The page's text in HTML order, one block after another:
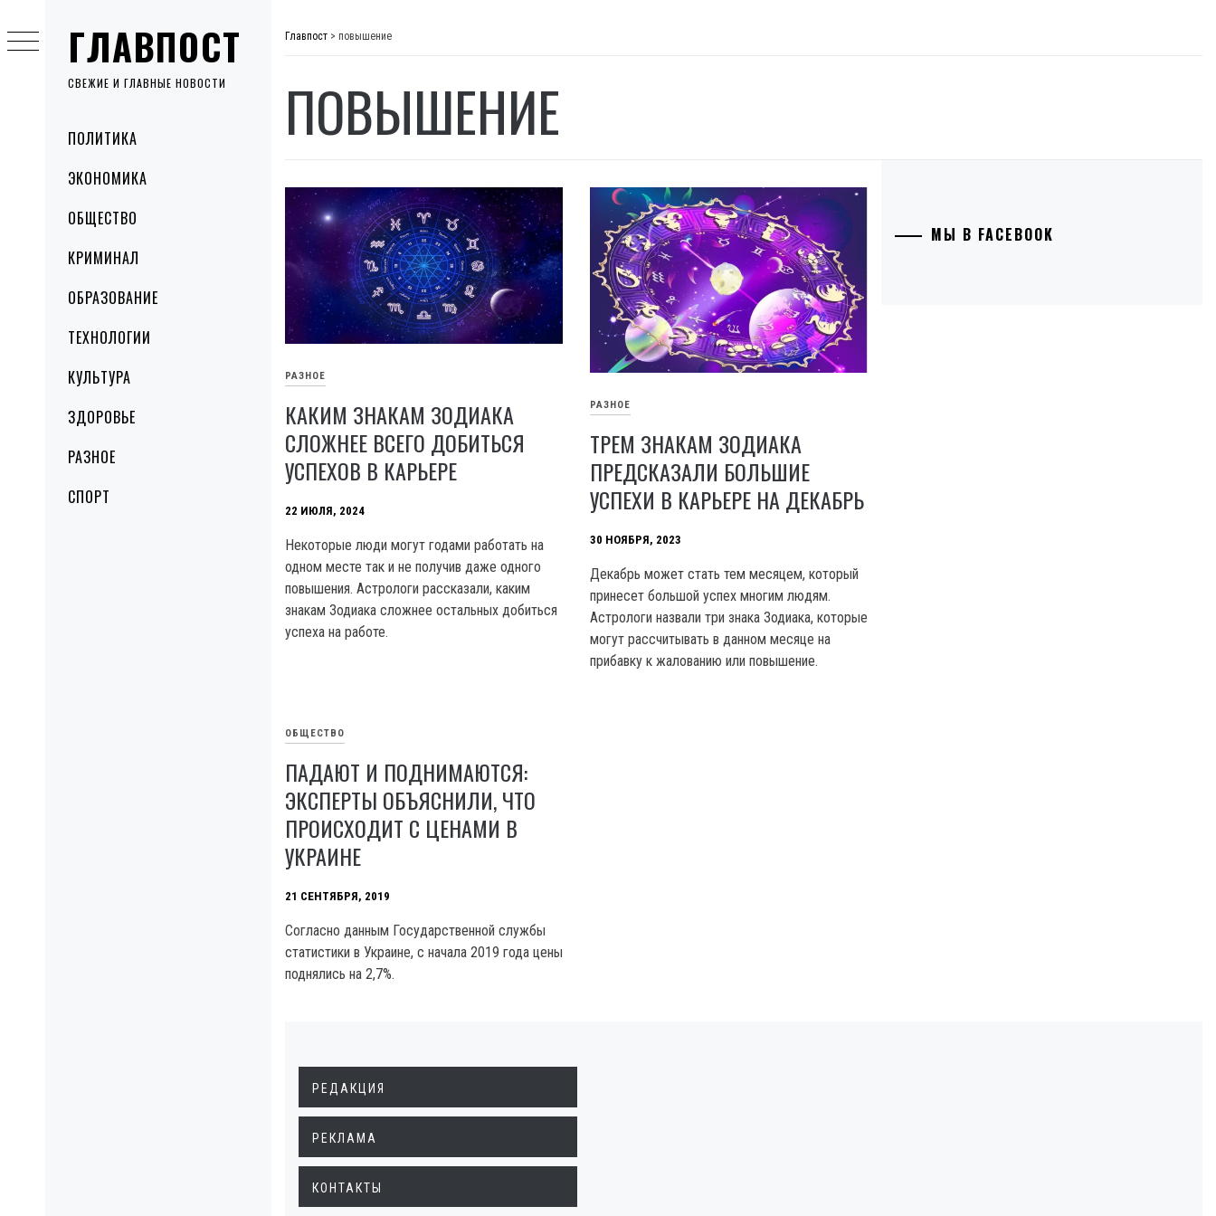
ГЛАВПОСТ
СВЕЖИЕ И ГЛАВНЫЕ НОВОСТИ
MenuПОЛИТИКА
ЭКОНОМИКА
ОБЩЕСТВО
КРИМИНАЛ
ОБРАЗОВАНИЕ
ТЕХНОЛОГИИ
КУЛЬТУРА
ЗДОРОВЬЕ
РАЗНОЕ
СПОРТ
to
content
Главпост > повышение
ПОВЫШЕНИЕ
РАЗНОЕ
КАКИМ ЗНАКАМ ЗОДИАКА
СЛОЖНЕЕ ВСЕГО ДОБИТЬСЯ
УСПЕХОВ В КАРЬЕРЕ
22 ИЮЛЯ, 2024
Некоторые люди могут годами работать на
одном месте так и не получив даже одного
повышения. Астрологи рассказали, каким
знакам Зодиака сложнее остальных добиться
успеха на работе.
РАЗНОЕ
ТРЕМ ЗНАКАМ ЗОДИАКА
ПРЕДСКАЗАЛИ БОЛЬШИЕ
УСПЕХИ В КАРЬЕРЕ НА ДЕКАБРЬ
30 НОЯБРЯ, 2023
Декабрь может стать тем месяцем, который
принесет большой успех многим людям.
Астрологи назвали три знака Зодиака, которые
могут рассчитывать в данном месяце на
прибавку к жалованию или повышение.
ОБЩЕСТВО
ПАДАЮТ И ПОДНИМАЮТСЯ:
ЭКСПЕРТЫ ОБЪЯСНИЛИ, ЧТО
ПРОИСХОДИТ С ЦЕНАМИ В
УКРАИНЕ
21 СЕНТЯБРЯ, 2019
Согласно данным Государственной службы
статистики в Украине, с начала 2019 года цены
поднялись на 2,7%.
МЫ В FACEBOOK
РЕДАКЦИЯ
РЕКЛАМА
КОНТАКТЫ